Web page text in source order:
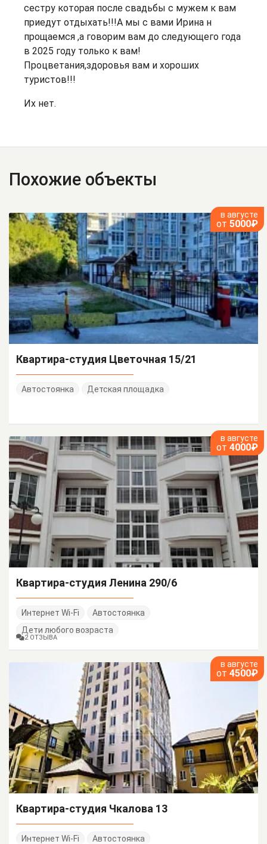
сестру которая после свадьбы с мужем к вам
приедут отдыхать!!!А мы с вами Ирина н
прощаемся ,а говорим вам до следующего года
в 2025 году только к вам!
Процветания,здоровья вам и хороших
туристов!!!
Их нет.
Похожие объекты
в августе
от 5000₽
Квартира-студия Цветочная 15/21
Автостоянка Детская площадка
в августе
от 4000₽
Квартира-студия Ленина 290/6
Интернет Wi-Fi
Автостоянка
Дети любого возраста
2 ОТЗЫВА
в августе
от 4500₽
Квартира-студия Чкалова 13
Интернет Wi-Fi Автостоянка